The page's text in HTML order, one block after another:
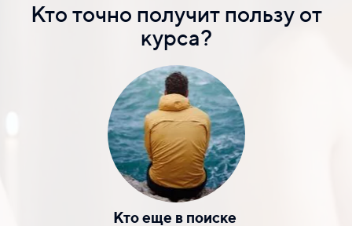
Кто точно получит пользу от
курса?
Кто еще в поиске